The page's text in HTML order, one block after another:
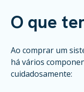
O que
Ao comprar um
há vários
cuidadosamente: